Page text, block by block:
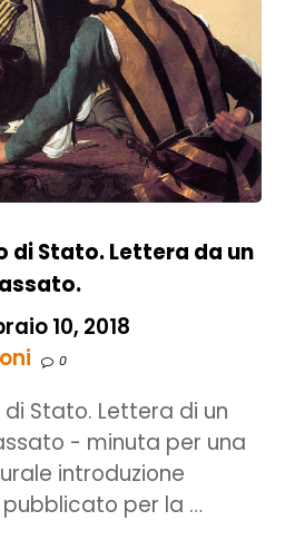
di Stato. Lettera da un
10, 2018
0
Stato. Lettera di un
- minuta per una
introduzione
per la …